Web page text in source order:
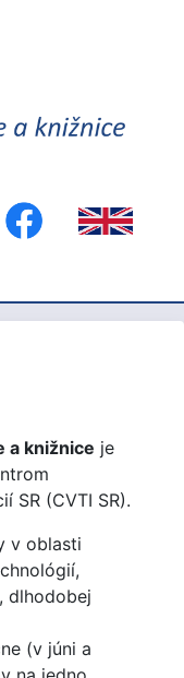
a knižnice je
SR (CVTI SR).
v oblasti
dlhodobej
(v júni a